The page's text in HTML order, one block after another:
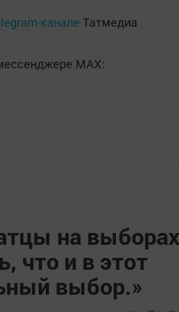
канале Татмедиа
MАХ:
на выборах
что и в этот
выбор.»